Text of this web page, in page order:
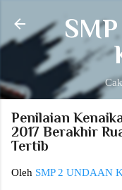
Penilaian
2017 Berakhir
Tertib
Oleh SMP 2 UNDAAN